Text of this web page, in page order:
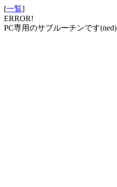
[一覧]
ERROR!
PC専用のサブルーチンです(ned)